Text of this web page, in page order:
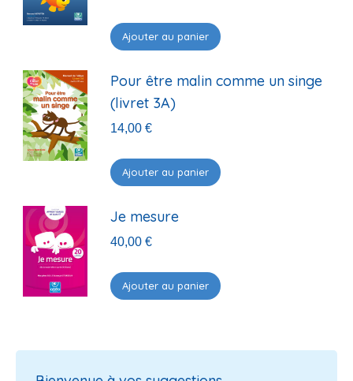
Ajouter au panier
Pour être malin comme un singe
(livret 3A)
14,00 €
Ajouter au panier
Je mesure
40,00 €
Ajouter au panier